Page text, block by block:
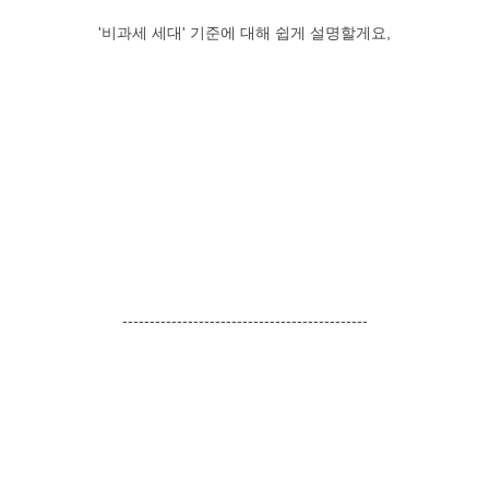
'비과세 세대' 기준에 대해 쉽게 설명할게요,
---------------------------------------------